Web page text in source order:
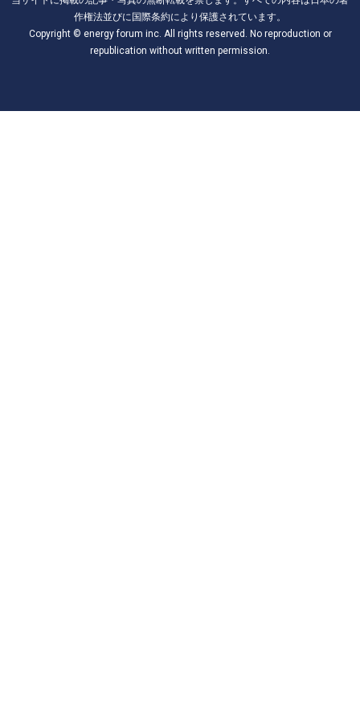
作権法並びに国際条約により保護されています。
Copyright © energy forum inc. All rights reserved. No reproduction or
republication without written permission.